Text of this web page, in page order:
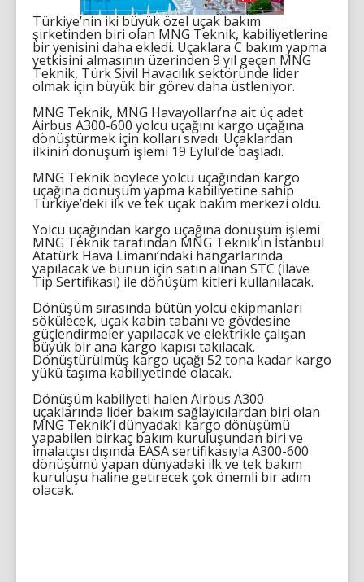
Türkiye’nin iki büyük özel uçak bakım
şirketinden biri olan MNG Teknik, kabiliyetlerine
bir yenisini daha ekledi. Uçaklara C bakım yapma
yetkisini almasının üzerinden 9 yıl geçen MNG
Teknik, Türk Sivil Havacılık sektöründe lider
olmak için büyük bir görev daha üstleniyor.
MNG Teknik, MNG Havayolları’na ait üç adet
Airbus A300-600 yolcu uçağını kargo uçağına
dönüştürmek için kolları sıvadı. Uçaklardan
ilkinin dönüşüm işlemi 19 Eylül’de başladı.
MNG Teknik böylece yolcu uçağından kargo
uçağına dönüşüm yapma kabiliyetine sahip
Türkiye’deki ilk ve tek uçak bakım merkezi oldu.
Yolcu uçağından kargo uçağına dönüşüm işlemi
MNG Teknik tarafından MNG Teknik’in İstanbul
Atatürk Hava Limanı’ndaki hangarlarında
yapılacak ve bunun için satın alınan STC (İlave
Tip Sertifikası) ile dönüşüm kitleri kullanılacak.
Dönüşüm sırasında bütün yolcu ekipmanları
sökülecek, uçak kabin tabanı ve gövdesine
güçlendirmeler yapılacak ve elektrikle çalışan
büyük bir ana kargo kapısı takılacak.
Dönüştürülmüş kargo uçağı 52 tona kadar kargo
yükü taşıma kabiliyetinde olacak.
Dönüşüm kabiliyeti halen Airbus A300
uçaklarında lider bakım sağlayıcılardan biri olan
MNG Teknik’i dünyadaki kargo dönüşümü
yapabilen birkaç bakım kuruluşundan biri ve
imalatçısı dışında EASA sertifikasıyla A300-600
dönüşümü yapan dünyadaki ilk ve tek bakım
kuruluşu haline getirecek çok önemli bir adım
olacak.